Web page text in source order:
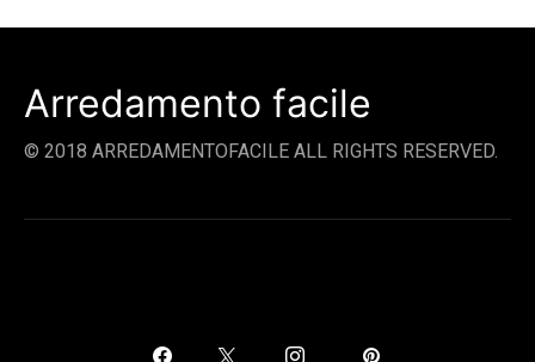
Arredamento facile
© 2018 ARREDAMENTOFACILE ALL RIGHTS RESERVED.